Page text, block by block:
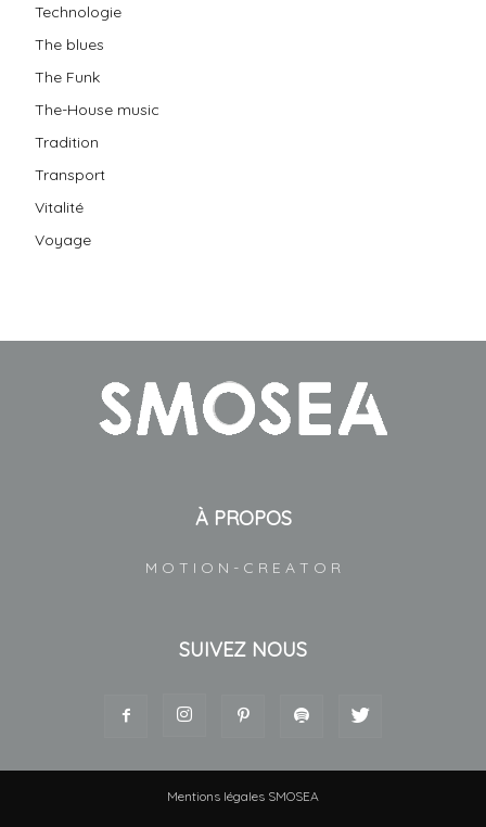
Technologie
The blues
The Funk
The-House music
Tradition
Transport
Vitalité
Voyage
À PROPOS
M O T I O N - C R E A T O R
SUIVEZ NOUS
Mentions légales SMOSEA